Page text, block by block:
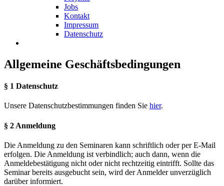
Jobs
Kontakt
Impressum
Datenschutz
Allgemeine Geschäftsbedingungen
§ 1 Datenschutz
Unsere Datenschutzbestimmungen finden Sie hier.
§ 2 Anmeldung
Die Anmeldung zu den Seminaren kann schriftlich oder per E-Mail
erfolgen. Die Anmeldung ist verbindlich; auch dann, wenn die
Anmeldebestätigung nicht oder nicht rechtzeitig eintrifft. Sollte das
Seminar bereits ausgebucht sein, wird der Anmelder unverzüglich
darüber informiert.